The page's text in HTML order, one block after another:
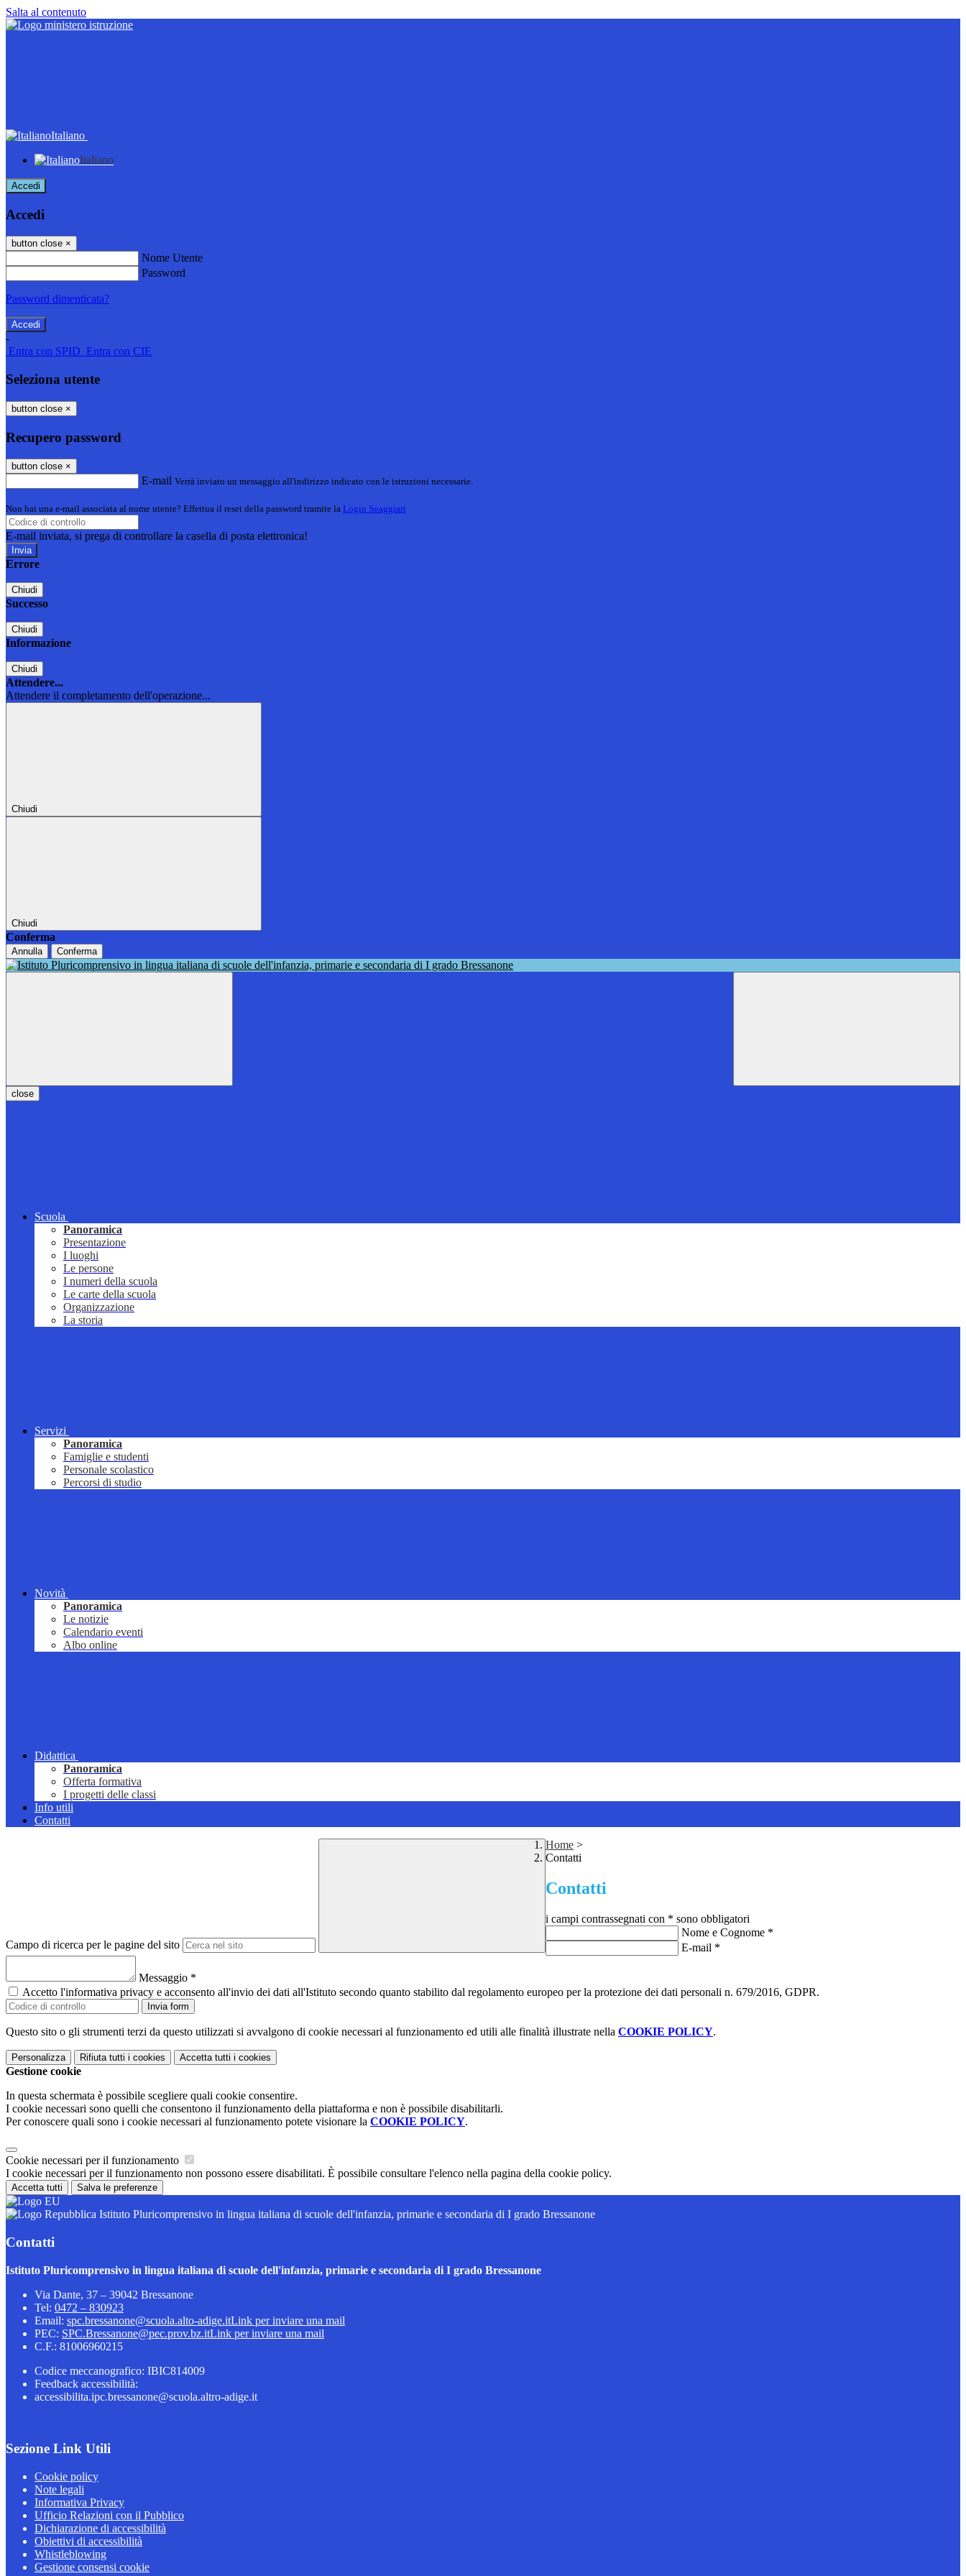
Salta al contenuto
Italiano
Italiano
Accedi
Accedi
button close ×
Nome Utente
Password
Password dimenticata?
-
Entra con SPID Entra con CIE
Seleziona utente
button close ×
Recupero password
button close ×
E-mail Verrà inviato un messaggio all'indirizzo indicato con le istruzioni necessarie.
Non hai una e-mail associata al nome utente? Effettua il reset della password tramite la Login Spaggiari
E-mail inviata, si prega di controllare la casella di posta elettronica!
Errore
Chiudi
Successo
Chiudi
Informazione
Chiudi
Attendere...
Attendere il completamento dell'operazione...
Chiudi
Chiudi
Conferma
Annulla Conferma
close
Scuola
Panoramica
Presentazione
I luoghi
Le persone
I numeri della scuola
Le carte della scuola
Organizzazione
La storia
Servizi
Panoramica
Famiglie e studenti
Personale scolastico
Percorsi di studio
Novità
Panoramica
Le notizie
Calendario eventi
Albo online
Didattica
Panoramica
Offerta formativa
I progetti delle classi
Info utili
Contatti
Campo di ricerca per le pagine del sito
Home >
Contatti
Contatti
i campi contrassegnati con * sono obbligatori
Nome e Cognome *
E-mail *
Messaggio *
Accetto l'informativa privacy e acconsento all'invio dei dati all'Istituto secondo quanto stabilito dal regolamento europeo per la protezione dei dati personali n. 679/2016, GDPR.
Invia form
Questo sito o gli strumenti terzi da questo utilizzati si avvalgono di cookie necessari al funzionamento ed utili alle finalità illustrate nella COOKIE POLICY.
Personalizza Rifiuta tutti i cookies Accetta tutti i cookies
Gestione cookie
In questa schermata è possibile scegliere quali cookie consentire.
I cookie necessari sono quelli che consentono il funzionamento della piattaforma e non è possibile disabilitarli.
Per conoscere quali sono i cookie necessari al funzionamento potete visionare la COOKIE POLICY.
Cookie necessari per il funzionamento
I cookie necessari per il funzionamento non possono essere disabilitati. È possibile consultare l'elenco nella pagina della cookie policy.
Accetta tutti Salva le preferenze
Istituto Pluricomprensivo in lingua italiana di scuole dell'infanzia, primarie e secondaria di I grado Bressanone
Contatti
Istituto Pluricomprensivo in lingua italiana di scuole dell'infanzia, primarie e secondaria di I grado Bressanone
Via Dante, 37 – 39042 Bressanone
Tel: 0472 – 830923
Email: spc.bressanone@scuola.alto-adige.itLink per inviare una mail
PEC: SPC.Bressanone@pec.prov.bz.itLink per inviare una mail
C.F.: 81006960215
Codice meccanografico: IBIC814009
Feedback accessibilità:
accessibilita.ipc.bressanone@scuola.altro-adige.it
Sezione Link Utili
Cookie policy
Note legali
Informativa Privacy
Ufficio Relazioni con il Pubblico
Dichiarazione di accessibilità
Obiettivi di accessibilità
Whistleblowing
Gestione consensi cookie